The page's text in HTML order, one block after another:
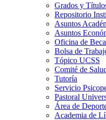
Grados y
Repositorio
Asuntos
Asuntos
Oficina de
Bolsa de
Tópico UCSS
Comité de
Tutoría
Servicio
Pastoral
Área de
Academia de